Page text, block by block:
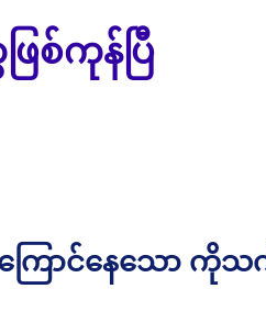
ြစ်ကုန်ပြီ
ကြောင်နေသော ကို